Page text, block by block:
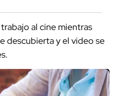
al cine mientras
descubierta y el video se